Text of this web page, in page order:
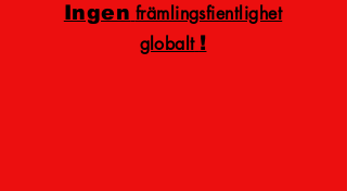
Ingen främlingsfientlighet
globalt !